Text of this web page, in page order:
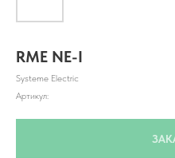
RME NE-I
Systeme Electric
Артикул: